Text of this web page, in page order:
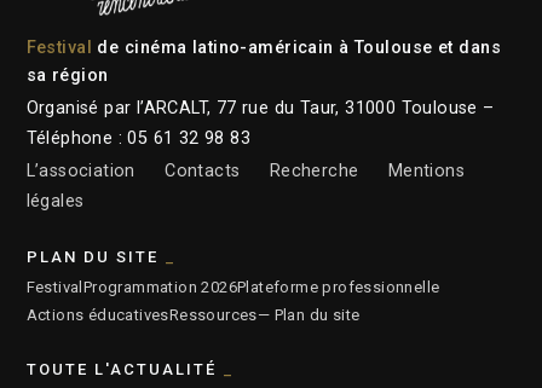
Festival
de cinéma latino-américain à Toulouse et dans
sa région
Organisé par l’ARCALT, 77 rue du Taur, 31000 Toulouse –
Téléphone : 05 61 32 98 83
L’association
Contacts Recherche
Mentions
légales
PLAN DU SITE
Festival Programmation 2026Plateforme professionnelle
Actions éducativesRessources— Plan du site
TOUTE L'ACTUALITÉ